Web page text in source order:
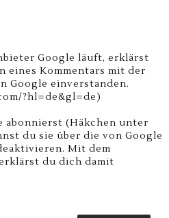
Google läuft, erklärst
eines Kommentars mit der
Google einverstanden.
?hl=de&gl=de)
abonnierst (Häkchen unter
du sie über die von Google
Mit dem
du dich damit